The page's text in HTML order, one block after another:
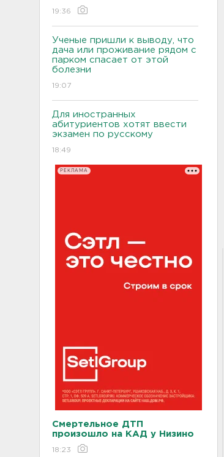
19:36
Ученые пришли к выводу, что
дача или проживание рядом с
парком спасает от этой
болезни
19:07
Для иностранных
абитуриентов хотят ввести
экзамен по русскому
18:49
РЕКЛАМА
Смертельное ДТП
произошло на КАД у Низино
18:23